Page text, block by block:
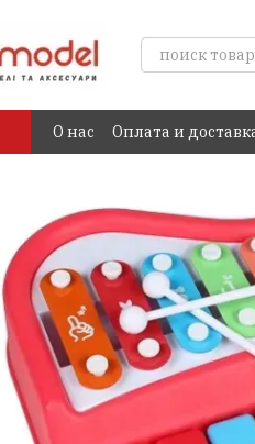
О нас Оплата и